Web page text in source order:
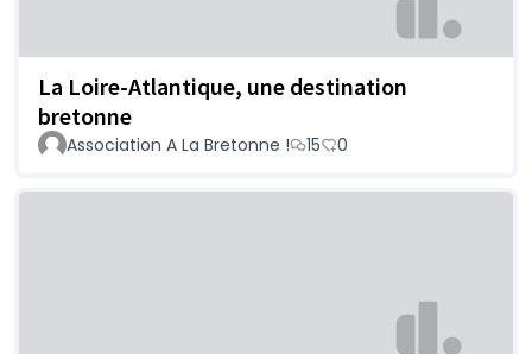
La Loire-Atlantique, une destination
bretonne
Association A La Bretonne ! 15 0